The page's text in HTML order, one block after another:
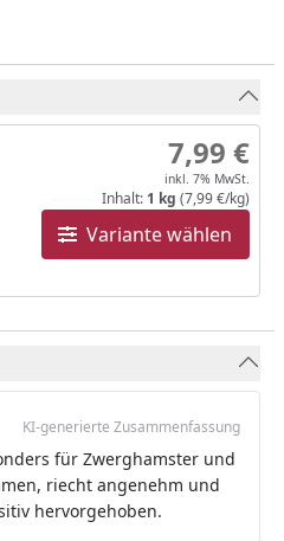
Variante wählen
7,99 €
inkl. 7% MwSt.
Inhalt: 1 kg (7,99 €/kg)
KI-generierte Zusammenfassung
für Zwerghamster und
riecht angenehm und
hervorgehoben.